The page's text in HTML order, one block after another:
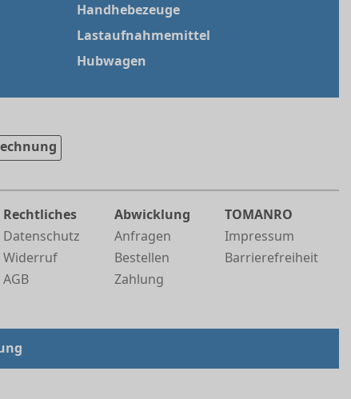
Handhebezeuge
Lastaufnahmemittel
Hubwagen
Rechtliches
Datenschutz
Widerruf
AGB
Abwicklung
Anfragen
Bestellen
Zahlung
TOMANRO
Impressum
Barrierefreiheit